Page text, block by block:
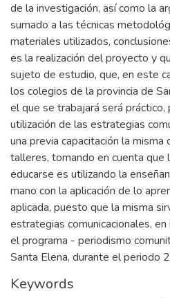
de la investigación, así como la
sumado a las técnicas
materiales utilizados,
es la realización del proyecto y
sujeto de estudio, que, en este
los colegios de la provincia de
el que se trabajará será práctico,
utilización de las estrategias
una previa capacitación la
talleres, tomando en cuenta que
educarse es utilizando la
mano con la aplicación de lo
aplicada, puesto que la misma
estrategias comunicacionales, en
el programa - periodismo
Santa Elena, durante el periodo
Keywords